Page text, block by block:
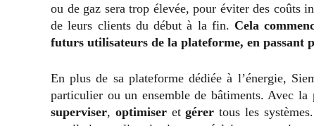
ou de gaz sera trop élevée, pour éviter des coûts
de leurs clients du début à la fin. Cela
futurs utilisateurs de la plateforme, en passant
En plus de sa plateforme dédiée à l’énergie,
particulier ou un ensemble de bâtiments. Avec
superviser, optimiseretgérer tous les